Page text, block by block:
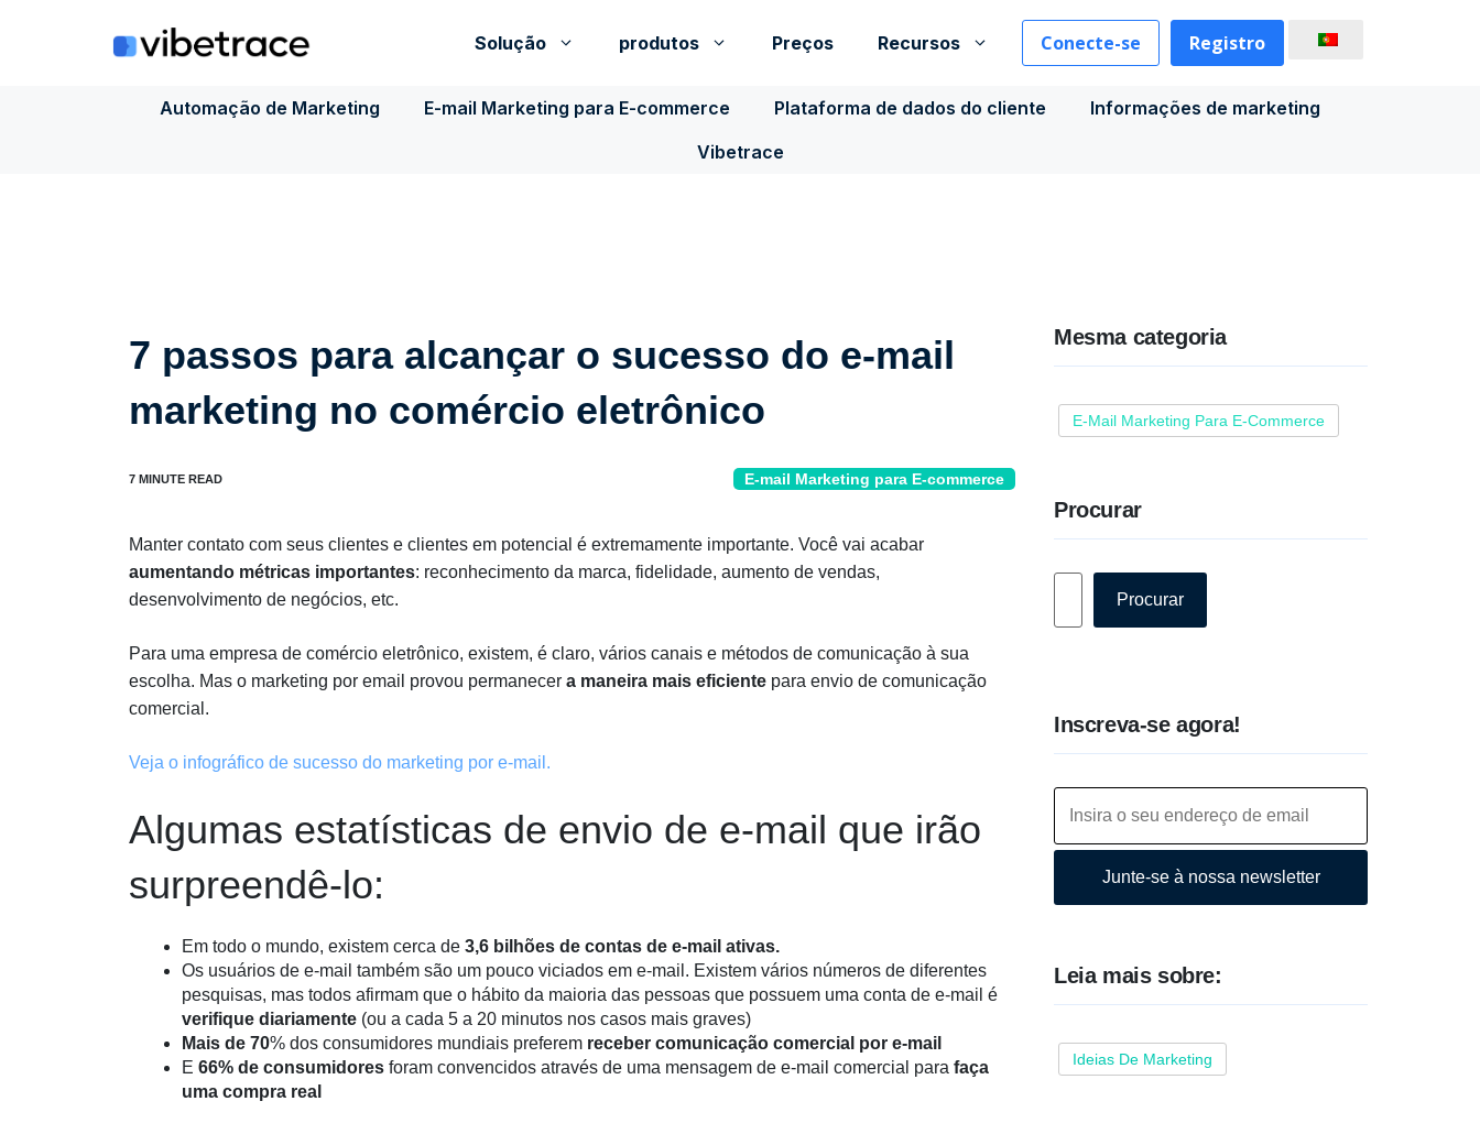
Solução produtos Preços Recursos Conecte-se Registro
Automação de Marketing E-mail Marketing para E-commerce Plataforma de dados do cliente
Informações de marketing
Vibetrace
7 passos para alcançar o sucesso do e-mail
marketing no comércio eletrônico
E-mail Marketing para E-commerce
Manter contato com seus clientes e clientes em potencial é extremamente importante. Você vai acabar
aumentando métricas importantes: reconhecimento da marca, fidelidade, aumento de vendas,
desenvolvimento de negócios, etc.
Para uma empresa de comércio eletrônico, existem, é claro, vários canais e métodos de comunicação à sua
escolha. Mas o marketing por email provou permanecer a maneira mais eficiente para envio de comunicação
comercial.
Veja o infográfico de sucesso do marketing por e-mail.
Algumas estatísticas de envio de e-mail que irão
surpreendê-lo:
Em todo o mundo, existem cerca de 3,6 bilhões de contas de e-mail ativas.
Os usuários de e-mail também são um pouco viciados em e-mail. Existem vários números de diferentes
pesquisas, mas todos afirmam que o hábito da maioria das pessoas que possuem uma conta de e-mail é
verifique diariamente (ou a cada 5 a 20 minutos nos casos mais graves)
Mais de 70% dos consumidores mundiais preferem receber comunicação comercial por e-mail
E 66% de consumidores foram convencidos através de uma mensagem de e-mail comercial para faça
uma compra real
Mesma categoria
E-Mail Marketing Para E-Commerce
Procurar
Procurar
Inscreva-se agora!
Junte-se à nossa newsletter
Leia mais sobre:
Ideias De Marketing